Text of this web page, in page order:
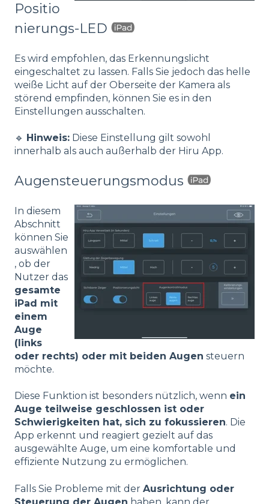
Positio
nierungs-LED
Es wird empfohlen, das Erkennungslicht
eingeschaltet zu lassen. Falls Sie jedoch das helle
weiße Licht auf der Oberseite der Kamera als
störend empfinden, können Sie es in den
Einstellungen ausschalten.
🔹 Hinweis: Diese Einstellung gilt sowohl
innerhalb als auch außerhalb der Hiru App.
Augensteuerungsmodus
In diesem
Abschnitt
können Sie
auswählen
, ob der
Nutzer das
gesamte
iPad mit
einem
Auge
(links
oder rechts) oder mit beiden Augen steuern
möchte.
Diese Funktion ist besonders nützlich, wenn ein
Auge teilweise geschlossen ist oder
Schwierigkeiten hat, sich zu fokussieren. Die
App erkennt und reagiert gezielt auf das
ausgewählte Auge, um eine komfortable und
effiziente Nutzung zu ermöglichen.
Falls Sie Probleme mit der Ausrichtung oder
Steuerung der Augen haben, kann der